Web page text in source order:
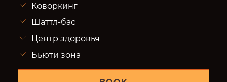
Коворкинг
Шаттл-бас
Центр здоровья
Бьюти зона